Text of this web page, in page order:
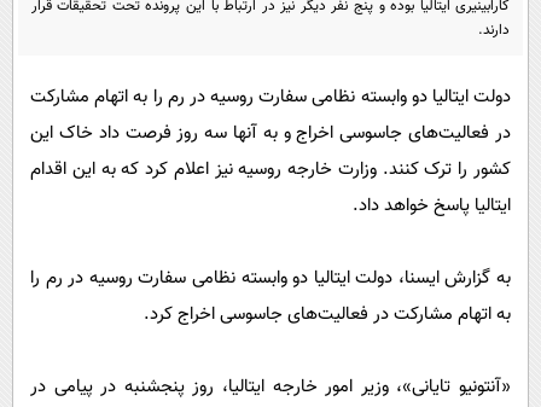
سرگرمی
گوناگون
حوادث
فرهنگی
بین الملل
پیامک
آشپزی
دانلود
کارابینیری ایتالیا بوده و پنج نفر دیگر نیز در ارتباط با این پرونده تحت تحقیقات قرار
دارند.
دولت ایتالیا دو وابسته نظامی سفارت روسیه در رم را به اتهام مشارکت
در فعالیت‌های جاسوسی اخراج و به آنها سه روز فرصت داد خاک این
کشور را ترک کنند. وزارت خارجه روسیه نیز اعلام کرد که به این اقدام
ایتالیا پاسخ خواهد داد.
به گزارش ایسنا، دولت ایتالیا دو وابسته نظامی سفارت روسیه در رم را
به اتهام مشارکت در فعالیت‌های جاسوسی اخراج کرد.
«آنتونیو تایانی»، وزیر امور خارجه ایتالیا، روز پنجشنبه در پیامی در